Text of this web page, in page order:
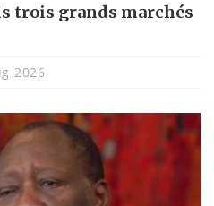
trois grands marchés
2026